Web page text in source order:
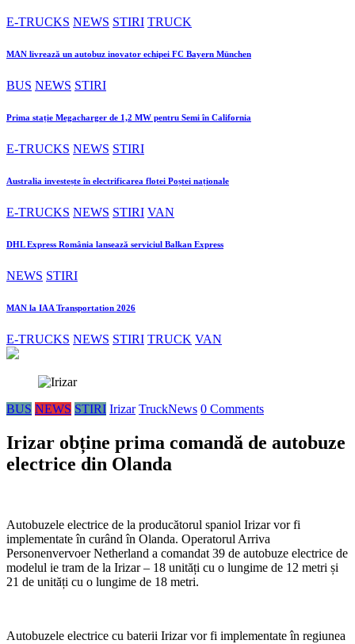
E-TRUCKS NEWS STIRI TRUCK
MAN livrează un autobuz inovator echipei FC Bayern München
BUS NEWS STIRI
Prima stație Megacharger de 1,2 MW pentru Semi în California
E-TRUCKS NEWS STIRI
Australia investește în electrificarea flotei Poștei naționale
E-TRUCKS NEWS STIRI VAN
DHL Express România lansează serviciul Balkan Express
NEWS STIRI
MAN la IAA Transportation 2026
E-TRUCKS NEWS STIRI TRUCK VAN
BUS NEWS STIRI Irizar TruckNews 0 Comments
Irizar obține prima comandă de autobuze
electrice din Olanda
Autobuzele electrice de la producătorul spaniol Irizar vor fi
implementate în curând în Olanda. Operatorul Arriva
Personenvervoer Netherland a comandat 39 de autobuze electrice de
modelul ie tram de la Irizar – 18 unități cu o lungime de 12 metri și
21 de unități cu o lungime de 18 metri.
Autobuzele electrice cu baterii Irizar vor fi implementate în regiunea